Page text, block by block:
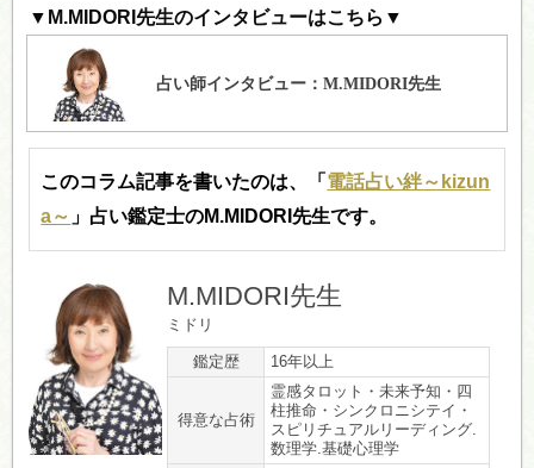
▼M.MIDORI先生のインタビューはこちら▼
このコラム記事を書いたのは、「 電話占い絆～kizun
a～ 」占い鑑定士のM.MIDORI先生です。
M.MIDORI先生
ミドリ
鑑定歴 16年以上
得意な占術
霊感タロット・未来予知・四
柱推命・シンクロニシテイ・
スピリチュアルリーディング.
数理学.基礎心理学